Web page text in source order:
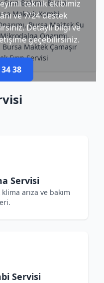
teknik ekibimiz
ve 7/24 destek
Detaylı bilgi ve
geçebilirsiniz.
38
Bakımı, Bursa
Maktek Kombi
Bursa Maktek Su
Onarımı,
Bursa Maktek Çamaşır
Fırın Servisi
Servisi
arıza ve bakım
Servisi